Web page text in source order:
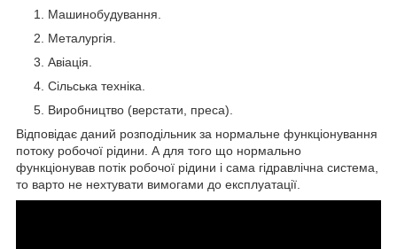
Машинобудування.
Металургія.
Авіація.
Сільська техніка.
Виробництво (верстати, преса).
Відповідає даний розподільник за нормальне функціонування
потоку робочої рідини. А для того що нормально
функціонував потік робочої рідини і сама гідравлічна система,
то варто не нехтувати вимогами до експлуатації.